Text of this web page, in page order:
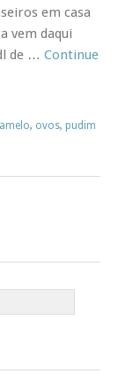
em casa
vem daqui
de … Continue
, ovos, pudim